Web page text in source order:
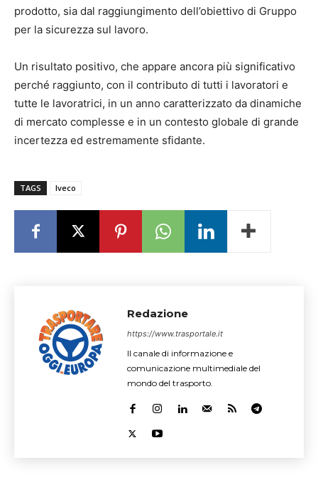
prodotto, sia dal raggiungimento dell’obiettivo di Gruppo
per la sicurezza sul lavoro.
Un risultato positivo, che appare ancora più significativo
perché raggiunto, con il contributo di tutti i lavoratori e
tutte le lavoratrici, in un anno caratterizzato da dinamiche
di mercato complesse e in un contesto globale di grande
incertezza ed estremamente sfidante.
TAGS Iveco
Redazione
https://www.trasportale.it
Il canale di informazione e
comunicazione multimediale del
mondo del trasporto.